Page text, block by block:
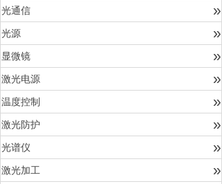
光通信 »
光源 »
显微镜 »
激光电源 »
温度控制 »
激光防护 »
光谱仪 »
激光加工 »